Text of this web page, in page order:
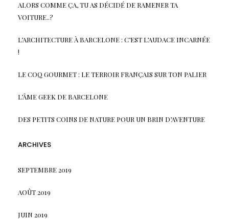
ALORS COMME ÇA, TU AS DÉCIDÉ DE RAMENER TA
VOITURE..?
L’ARCHITECTURE À BARCELONE : C’EST L’AUDACE INCARNÉE
!
LE COQ GOURMET : LE TERROIR FRANÇAIS SUR TON PALIER
L’ÂME GEEK DE BARCELONE
DES PETITS COINS DE NATURE POUR UN BRIN D’AVENTURE
ARCHIVES
SEPTEMBRE 2019
AOÛT 2019
JUIN 2019